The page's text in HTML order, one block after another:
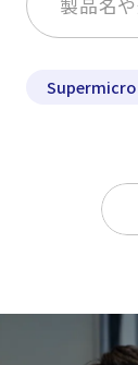
Supermicro